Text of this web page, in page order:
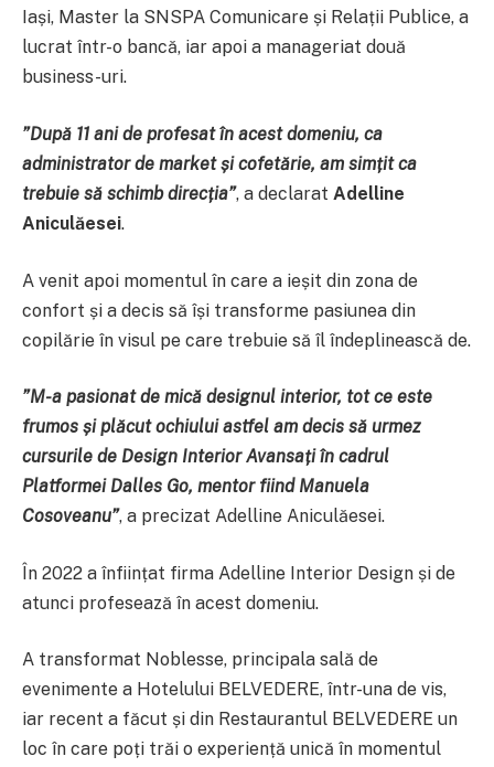
Iași, Master la SNSPA Comunicare și Relații Publice, a
lucrat într-o bancă, iar apoi a manageriat două
business-uri.
”După 11 ani de profesat în acest domeniu, ca
administrator de market și cofetărie, am simțit ca
trebuie să schimb direcția”, a declarat Adelline
Aniculăesei.
A venit apoi momentul în care a ieșit din zona de
confort și a decis să își transforme pasiunea din
copilărie în visul pe care trebuie să îl îndeplinească de.
”M-a pasionat de mică designul interior, tot ce este
frumos și plăcut ochiului astfel am decis să urmez
cursurile de Design Interior Avansați în cadrul
Platformei Dalles Go, mentor fiind Manuela
Cosoveanu”, a precizat Adelline Aniculăesei.
În 2022 a înființat firma Adelline Interior Design și de
atunci profesează în acest domeniu.
A transformat Noblesse, principala sală de
evenimente a Hotelului BELVEDERE, într-una de vis,
iar recent a făcut și din Restaurantul BELVEDERE un
loc în care poți trăi o experiență unică în momentul